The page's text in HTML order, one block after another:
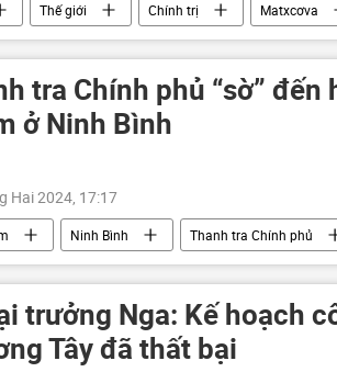
Thế giới Chính trị Matxcơva
tra Chính phủ “sờ” đến
ở Ninh Bình
Hai 2024, 17:17
Ninh Bình Thanh tra Chính phủ
trưởng Nga: Kế hoạch
Tây đã thất bại